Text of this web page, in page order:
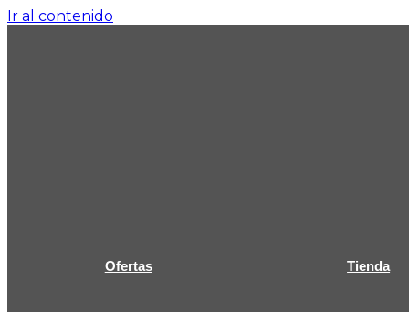
Ir al contenido
Ofertas Tienda